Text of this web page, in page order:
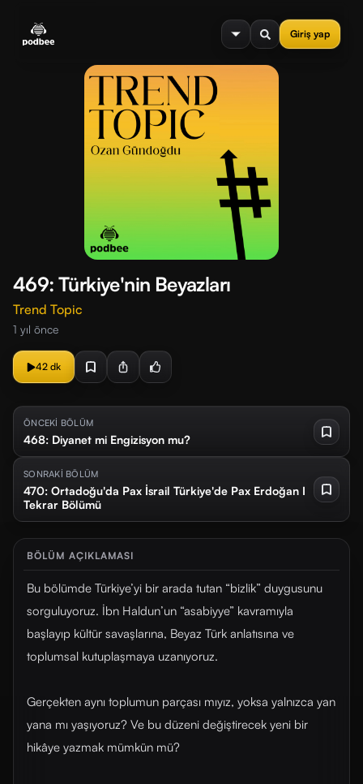
Giriş yap
menu
469: Türkiye'nin Beyazları
Trend Topic
1 yıl önce
42 dk
ÖNCEKİ BÖLÜM
468: Diyanet mi Engizisyon mu?
SONRAKİ BÖLÜM
470: Ortadoğu'da Pax İsrail Türkiye'de Pax Erdoğan I
Tekrar Bölümü
BÖLÜM AÇIKLAMASI
Bu bölümde Türkiye’yi bir arada tutan “bizlik” duygusunu
sorguluyoruz. İbn Haldun’un “asabiyye” kavramıyla
başlayıp kültür savaşlarına, Beyaz Türk anlatısına ve
toplumsal kutuplaşmaya uzanıyoruz.
Gerçekten aynı toplumun parçası mıyız, yoksa yalnızca yan
yana mı yaşıyoruz? Ve bu düzeni değiştirecek yeni bir
hikâye yazmak mümkün mü?